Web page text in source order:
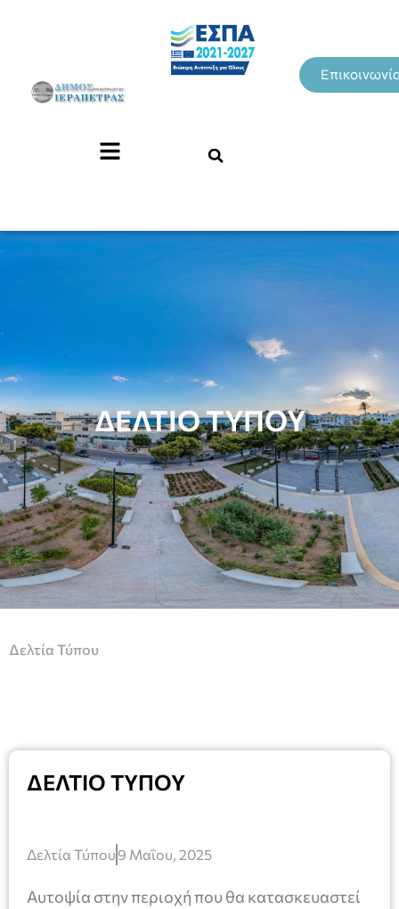
ΔΕΛΤΙΟ ΤΥΠΟΥ
Δελτία Τύπου
ΔΕΛΤΙΟ ΤΥΠΟΥ
Δελτία Τύπου 9 Μαΐου, 2025
Αυτοψία στην περιοχή που θα κατασκευαστεί